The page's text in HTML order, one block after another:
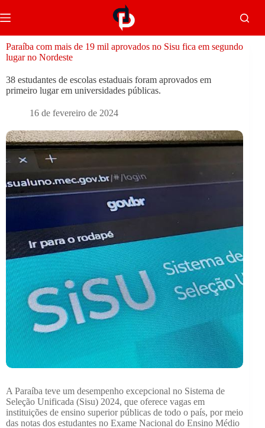
Paraíba com mais de 19 mil aprovados no Sisu fica em segundo
lugar no Nordeste
38 estudantes de escolas estaduais foram aprovados em
primeiro lugar em universidades públicas.
16 de fevereiro de 2024
A Paraíba teve um desempenho excepcional no Sistema de
Seleção Unificada (Sisu) 2024, que oferece vagas em
instituições de ensino superior públicas de todo o país, por meio
das notas dos estudantes no Exame Nacional do Ensino Médio